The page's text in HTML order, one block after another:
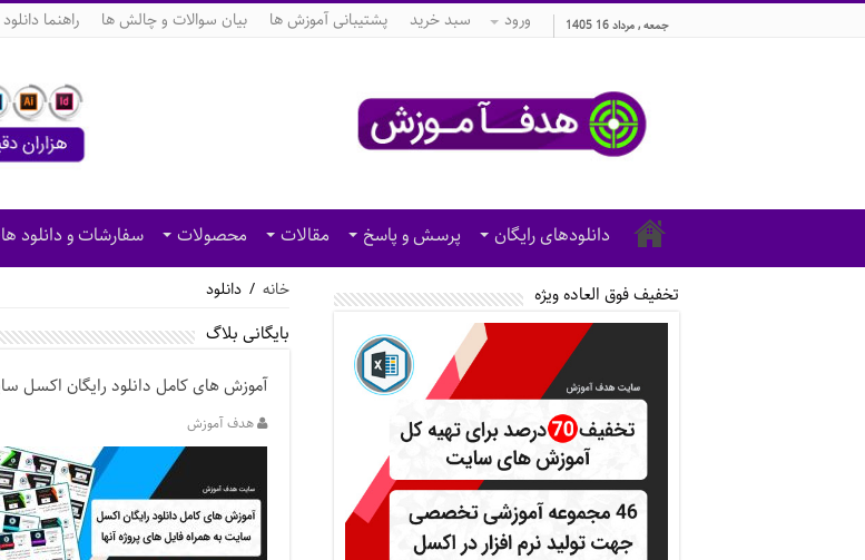
جمعه , مرداد 16 1405 ورود سبد خرید پشتیبانی آموزش ها بیان سوالات و چالش ها راهنما
دانلودهای رایگان پرسش و پاسخ مقالات محصولات سفارشات و دانلود
خانه / دانلود
بایگانی بلاگ
آموزش های کامل دانلود رایگان اکسل
هدف آموزش
تخفیف فوق العاده ویژه